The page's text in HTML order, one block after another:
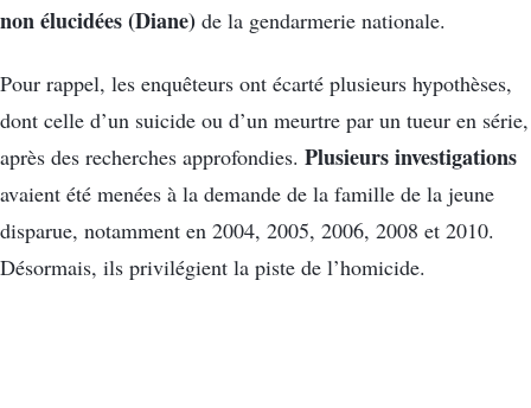
non élucidées (Diane) de la gendarmerie nationale.
Pour rappel, les enquêteurs ont écarté plusieurs hypothèses,
dont celle d’un suicide ou d’un meurtre par un tueur en série,
après des recherches approfondies. Plusieurs investigations
avaient été menées à la demande de la famille de la jeune
disparue, notamment en 2004, 2005, 2006, 2008 et 2010.
Désormais, ils privilégient la piste de l’homicide.